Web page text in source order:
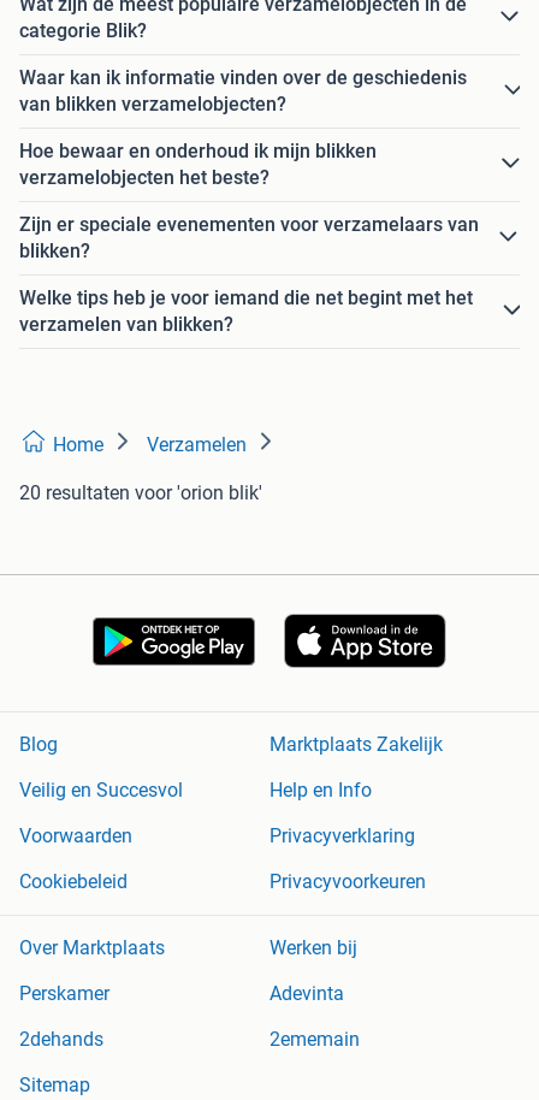
categorie Blik?
Waar kan ik informatie vinden over de geschiedenis
van blikken verzamelobjecten?
Hoe bewaar en onderhoud ik mijn blikken
verzamelobjecten het beste?
Zijn er speciale evenementen voor verzamelaars van
blikken?
Welke tips heb je voor iemand die net begint met het
verzamelen van blikken?
Home Verzamelen
20 resultaten voor 'orion blik'
Blog
Marktplaats Zakelijk
Veilig en Succesvol
Help en Info
Voorwaarden
Privacyverklaring
Cookiebeleid
Privacyvoorkeuren
Over Marktplaats
Werken bij
Perskamer
Adevinta
2dehands
2ememain
Sitemap